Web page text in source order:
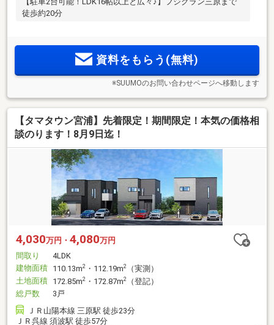
徒歩約20分
資料をもらう(無料)
※SUUMOのお問い合わせページへ移動します
【タマタウン宮浦】先着限定！期間限定！本気の価格相
談のります！8月9日迄！
4,030万円・ 4,080万円
間取り
4LDK
建物面積 110.13m2 ・112.19m2
（実測）
土地面積 172.85m2 ・172.87m2
（登記）
総戸数
3戸
ＪＲ山陽本線 三原駅 徒歩23分
ＪＲ呉線 須波駅 徒歩57分